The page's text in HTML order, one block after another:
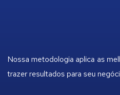
Nossa metodologia aplica as
trazer resultados para seu